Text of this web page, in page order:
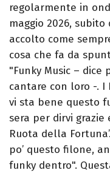
regolarmente in
maggio 2026, subito
accolto come
cosa che fa da
"Funky Music –
cantare con loro -. I
vi sta bene questo
sera per dirvi grazie
Ruota della
po’ questo filone,
funky dentro".